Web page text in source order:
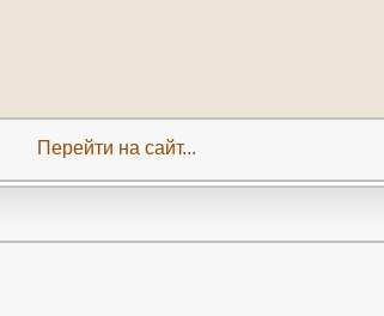
Перейти на сайт...